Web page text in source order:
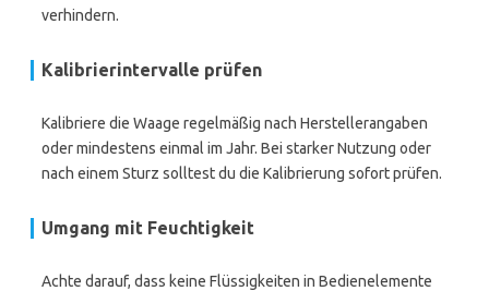
verhindern.
Kalibrierintervalle prüfen
Kalibriere die Waage regelmäßig nach Herstellerangaben
oder mindestens einmal im Jahr. Bei starker Nutzung oder
nach einem Sturz solltest du die Kalibrierung sofort prüfen.
Umgang mit Feuchtigkeit
Achte darauf, dass keine Flüssigkeiten in Bedienelemente